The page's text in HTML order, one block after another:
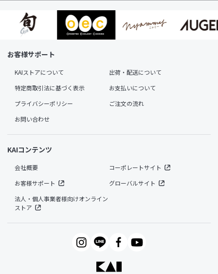
お客様サポート
KAIストアについて
出荷・配送について
特定商取引法に基づく表示
お支払いについて
プライバシーポリシー
ご注文の流れ
お問い合わせ
KAIコンテンツ
会社概要
コーポレートサイト
お客様サポート
グローバルサイト
法人・個人事業者様向けオンライン
ストア